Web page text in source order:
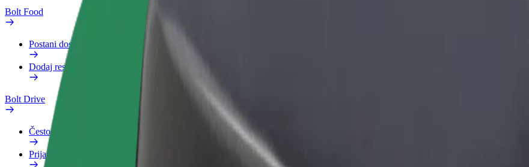
Bolt Food
Postani dostavljač
Dodaj restoran ili trgovinu
Bolt Drive
Često postavljana pitanja
Prijavi vozilo